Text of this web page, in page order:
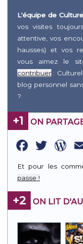
L'équipe de
vos visites
attentive, vos
hausses) et vos
vous aimez le
contribuer :
blog personnel
?
+1 ON
Et pour les
passe !
+2 ON LIT